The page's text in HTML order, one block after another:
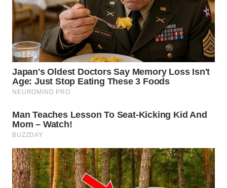
KARAWANG
BEKASI
WN
BOGOR
DEPOK
TAPANULI
UTARA